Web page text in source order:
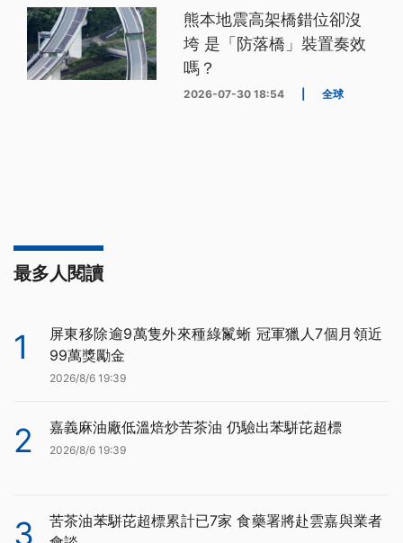
熊本地震高架橋錯位卻沒
垮 是「防落橋」裝置奏效
嗎？
2026-07-30 18:54 全球
最多人閱讀
1
屏東移除逾9萬隻外來種綠鬣蜥 冠軍獵人7個月領近
99萬獎勵金
2026/8/6 19:39
2 嘉義麻油廠低溫焙炒苦茶油 仍驗出苯駢芘超標
2026/8/6 19:39
3
苦茶油苯駢芘超標累計已7家 食藥署將赴雲嘉與業者